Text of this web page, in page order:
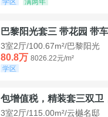
学区
满两年
巴黎阳光套三 带花园 带
3室2厅/100.67m²/巴黎阳光
80.8万 8026.22元/m²
学区
包增值税，精装套三双卫
3室2厅/115.00m²/云樾名邸